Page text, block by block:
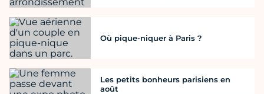
Où pique-niquer à Paris ?
Les petits bonheurs parisiens en
août